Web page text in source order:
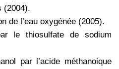
(2004).
de l’eau oxygénée (2005).
le thiosulfate de sodium
par l’acide méthanoique